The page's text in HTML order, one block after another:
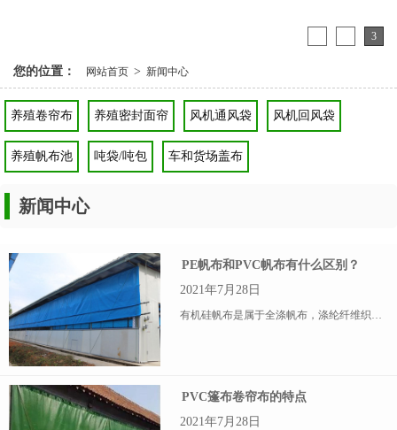
3
您的位置： 网站首页 > 新闻中心
养殖卷帘布 养殖密封面帘 风机通风袋 风机回风袋
养殖帆布池 吨袋/吨包 车和货场盖布
新闻中心
PE帆布和PVC帆布有什么区别？
2021年7月28日
PVC篷布卷帘布的特点
2021年7月28日